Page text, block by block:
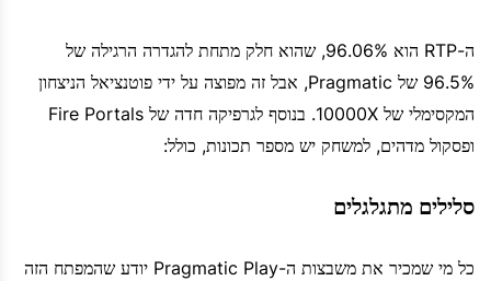
ה-RTP הוא 96.06%, שהוא חלק מתחת להגדרה הרגילה של
96.5% של Pragmatic, אבל זה מפוצה על ידי פוטנציאל הניצחון
המקסימלי של 10000X. בנוסף לגרפיקה חדה של Fire Portals
ופסקול מדהים, למשחק יש מספר תכונות, כולל:
סלילים מתגלגלים
כל מי שמכיר את משבצות ה-Pragmatic Play יודע שהמפתח הזה